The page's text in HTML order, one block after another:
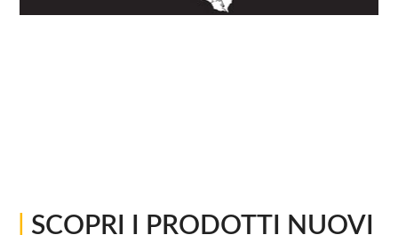
SCOPRI I PRODOTTI NUOVI